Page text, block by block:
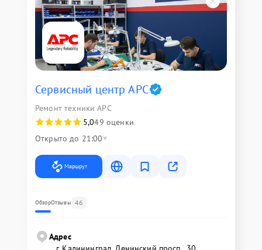
Сервисный центр APC
Ремонт техники APC
5,049 оценки
Открыто до 21:00
Маршрут
ОбзорОтзывы 46
Адрес